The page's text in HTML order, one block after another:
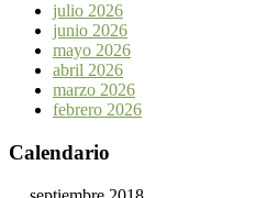
julio 2026
junio 2026
mayo 2026
abril 2026
marzo 2026
febrero 2026
Calendario